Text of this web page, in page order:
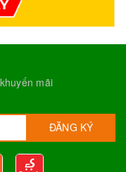
mãi
ĐĂNG KÝ